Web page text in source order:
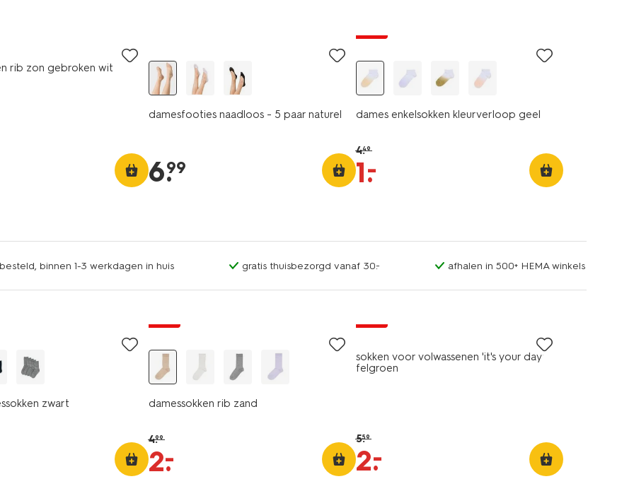
rib zon gebroken wit
damesfooties naadloos - 5 paar naturel
6.
99
dames enkelsokken kleurverloop geel
4.49
1.
–
binnen 1-3 werkdagen in huis gratis thuisbezorgd vanaf 30.- afhalen in 500+ HEMA winkels
zwart damessokken rib zand
4.99
2.
–
sokken voor volwassenen 'it's your day'
felgroen
5.59
2.
–